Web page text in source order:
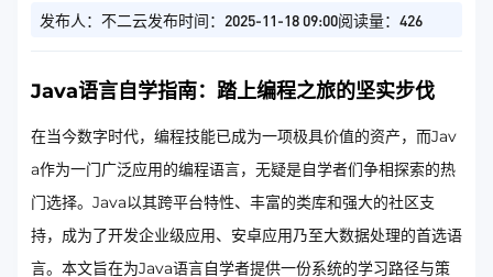
发布人：不二云发布时间：2025-11-18 09:00阅读量：426
Java语言自学指南：踏上编程之旅的坚实步伐
在当今数字时代，编程技能已成为一项极具价值的资产，而Jav
a作为一门广泛应用的编程语言，无疑是自学者们争相探索的热
门选择。Java以其跨平台特性、丰富的类库和强大的社区支
持，成为了开发企业级应用、安卓应用乃至大数据处理的首选语
言。本文旨在为Java语言自学者提供一份系统的学习路径与策